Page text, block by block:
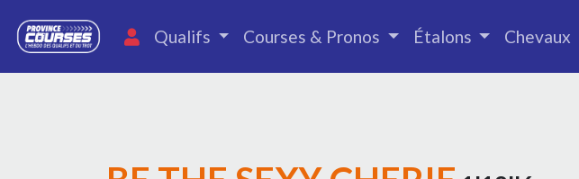
Qualifs Courses & Pronos Étalons Chevaux